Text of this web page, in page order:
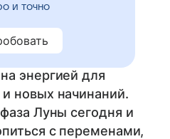
2025
энергией для
новых начинаний.
Луны сегодня и
с переменами,
и точно